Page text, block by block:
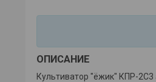
ОПИСАНИЕ
Культиватор "ёжик" КПР-2С3